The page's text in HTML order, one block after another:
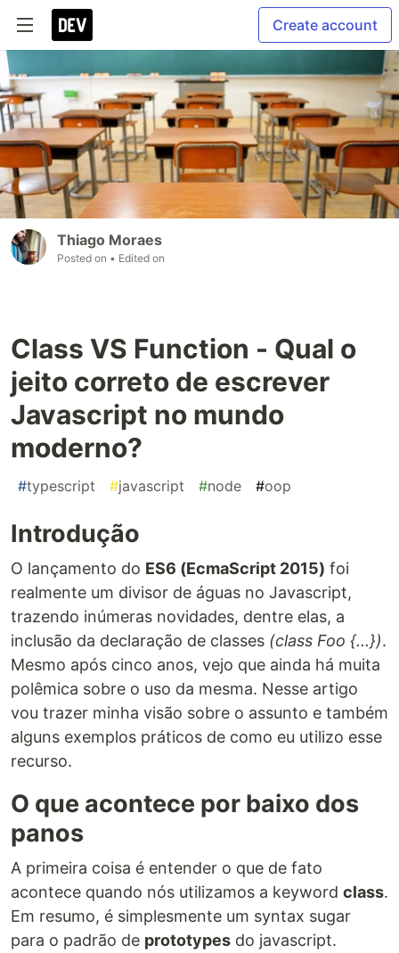
Create account
Thiago Moraes
Posted on • Edited on
Class VS Function - Qual o
jeito correto de escrever
Javascript no mundo
moderno?
#typescript #javascript #node #oop
Introdução
O lançamento do ES6 (EcmaScript 2015) foi
realmente um divisor de águas no Javascript,
trazendo inúmeras novidades, dentre elas, a
inclusão da declaração de classes (class Foo {...}).
Mesmo após cinco anos, vejo que ainda há muita
polêmica sobre o uso da mesma. Nesse artigo
vou trazer minha visão sobre o assunto e também
alguns exemplos práticos de como eu utilizo esse
recurso.
O que acontece por baixo dos
panos
A primeira coisa é entender o que de fato
acontece quando nós utilizamos a keyword class.
Em resumo, é simplesmente um syntax sugar
para o padrão de prototypes do javascript.